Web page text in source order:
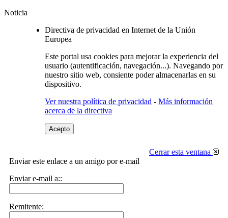
Noticia
Directiva de privacidad en Internet de la Unión
Europea
Este portal usa cookies para mejorar la experiencia del
usuario (autentificación, navegación...). Navegando por
nuestro sitio web, consiente poder almacenarlas en su
dispositivo.
Ver nuestra política de privacidad - Más información
acerca de la directiva
Acepto
Cerrar esta ventana
Enviar este enlace a un amigo por e-mail
Enviar e-mail a::
Remitente: